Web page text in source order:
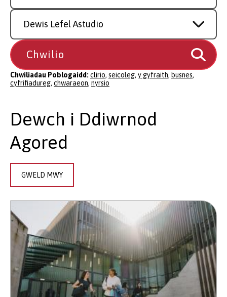
a
course
Study
Level
Chwiliadau Poblogaidd: clirio, seicoleg, y gyfraith, busnes,
cyfrifiadureg, chwaraeon, nyrsio
Dewch i Ddiwrnod
Agored
GWELD MWY